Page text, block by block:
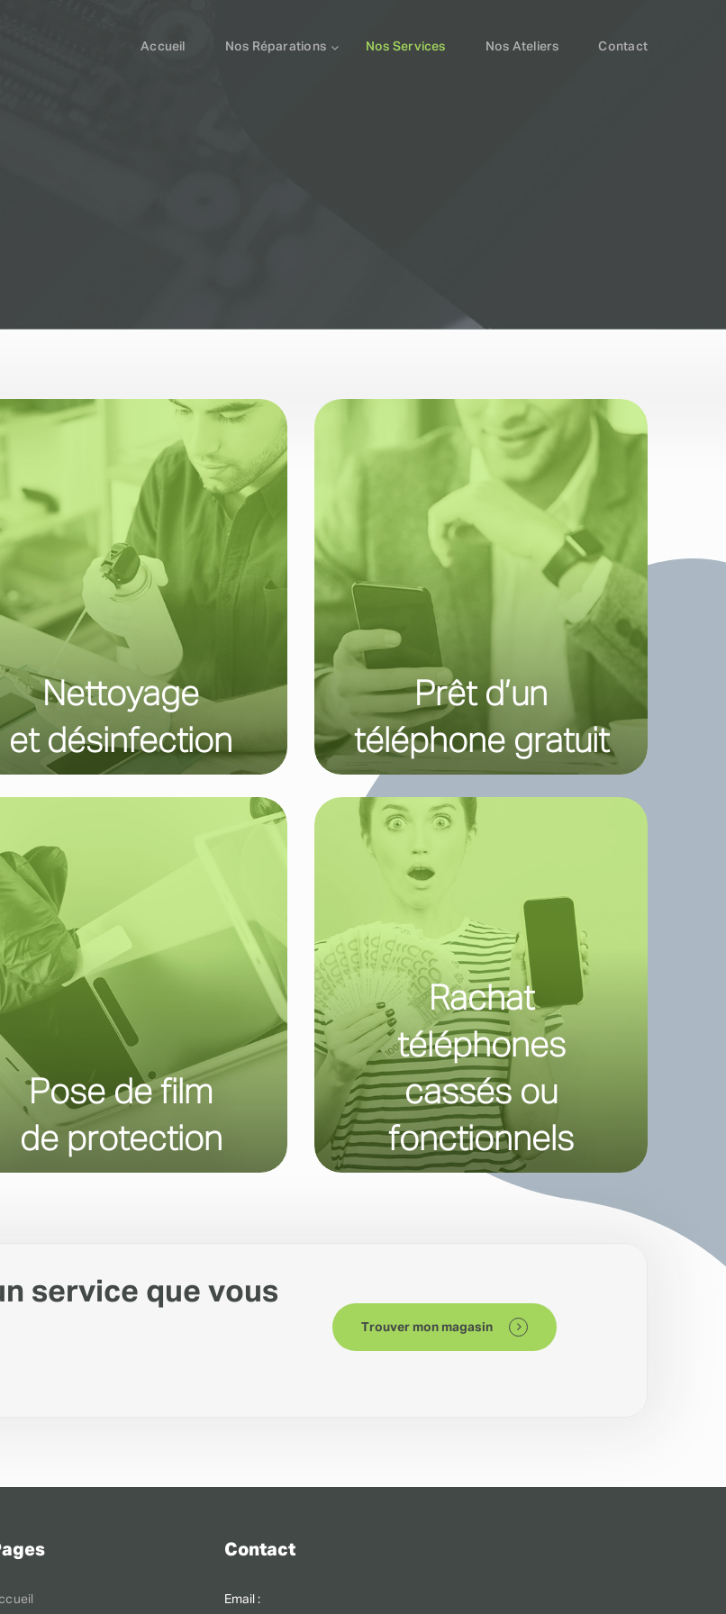
Accueil Nos Réparations Nos Services Nos Ateliers Contact
Nettoyage
et désinfection
Prêt d’un
téléphone gratuit
Pose de film
de protection
Rachat
téléphones
cassés ou
fonctionnels
service que vous
Trouver mon magasin
Contact
Email :